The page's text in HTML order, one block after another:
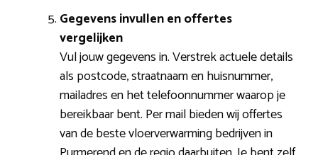
Gegevens invullen en offertes
vergelijken
Vul jouw gegevens in. Verstrek actuele details
als postcode, straatnaam en huisnummer,
mailadres en het telefoonnummer waarop je
bereikbaar bent. Per mail bieden wij offertes
van de beste vloerverwarming bedrijven in